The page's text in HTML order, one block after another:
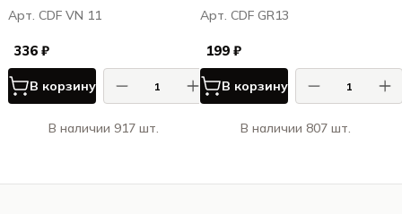
(для чашки CDF VN 10)
Арт. CDF VN 11
336 ₽
В корзину
В наличии 917 шт.
фарфор, Грация / Grazia
Арт. CDF GR13
199 ₽
В корзину
В наличии 807 шт.